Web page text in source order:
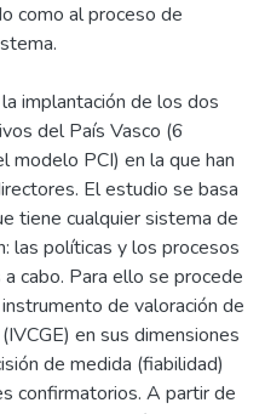
como al proceso de
implantación de los dos
del País Vasco (6
modelo PCI) en la que han
El estudio se basa
tiene cualquier sistema de
las políticas y los procesos
cabo. Para ello se procede
de valoración de
en sus dimensiones
de medida (fiabilidad)
confirmatorios. A partir de